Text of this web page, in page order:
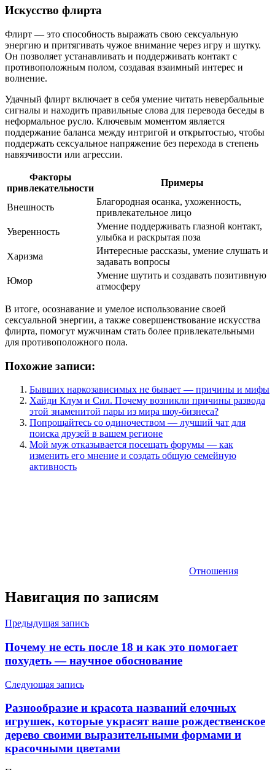
Искусство флирта
Флирт — это способность выражать свою сексуальную
энергию и притягивать чужое внимание через игру и шутку.
Он позволяет устанавливать и поддерживать контакт с
противоположным полом, создавая взаимный интерес и
волнение.
Удачный флирт включает в себя умение читать невербальные
сигналы и находить правильные слова для перевода беседы в
неформальное русло. Ключевым моментом является
поддержание баланса между интригой и открытостью, чтобы
поддержать сексуальное напряжение без перехода в степень
навязчивости или агрессии.
Факторы
привлекательности
Примеры
Внешность
Благородная осанка, ухоженность,
привлекательное лицо
Уверенность
Умение поддерживать глазной контакт,
улыбка и раскрытая поза
Харизма
Интересные рассказы, умение слушать и
задавать вопросы
Юмор
Умение шутить и создавать позитивную
атмосферу
В итоге, осознавание и умелое использование своей
сексуальной энергии, а также совершенствование искусства
флирта, помогут мужчинам стать более привлекательными
для противоположного пола.
Похожие записи:
Бывших наркозависимых не бывает — причины и мифы
Хайди Клум и Сил. Почему возникли причины развода
этой знаменитой пары из мира шоу-бизнеса?
Попрощайтесь со одиночеством — лучший чат для
поиска друзей в вашем регионе
Мой муж отказывается посещать форумы — как
изменить его мнение и создать общую семейную
активность
Отношения
Навигация по записям
Предыдущая запись
Почему не есть после 18 и как это помогает
похудеть — научное обоснование
Следующая запись
Разнообразие и красота названий елочных
игрушек, которые украсят ваше рождественское
дерево своими выразительными формами и
красочными цветами